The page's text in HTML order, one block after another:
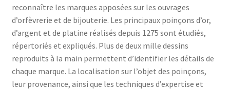
reconnaître les marques apposées sur les ouvrages
d’orfèvrerie et de bijouterie. Les principaux poinçons d’or,
d’argent et de platine réalisés depuis 1275 sont étudiés,
répertoriés et expliqués. Plus de deux mille dessins
reproduits à la main permettent d’identifier les détails de
chaque marque. La localisation sur l’objet des poinçons,
leur provenance, ainsi que les techniques d’expertise et